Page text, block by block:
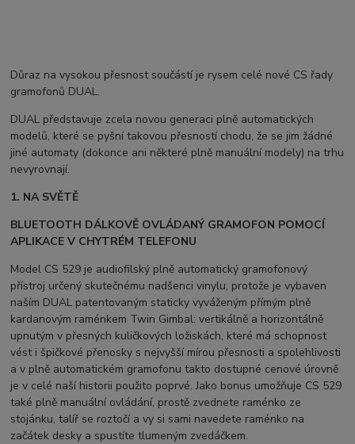
Důraz na vysokou přesnost součástí je rysem celé nové CS řady
gramofonů DUAL.
DUAL představuje zcela novou generaci plně automatických
modelů, které se pyšní takovou přesností chodu, že se jim žádné
jiné automaty (dokonce ani některé plně manuální modely) na trhu
nevyrovnají.
1. NA SVĚTĚ
BLUETOOTH DÁLKOVĚ OVLÁDANÝ GRAMOFON POMOCÍ
APLIKACE V CHYTRÉM TELEFONU
Model CS 529 je audiofilský plně automatický gramofonový
přístroj určený skutečnému nadšenci vinylu, protože je vybaven
naším DUAL patentovaným staticky vyváženým přímým plně
kardanovým raménkem Twin Gimbal: vertikálně a horizontálně
upnutým v přesných kuličkových ložiskách, které má schopnost
vést i špičkové přenosky s nejvyšší mírou přesnosti a spolehlivosti
a v plně automatickém gramofonu takto dostupné cenové úrovně
je v celé naší historii použito poprvé. Jako bonus umožňuje CS 529
také plně manuální ovládání, prostě zvednete raménko ze
stojánku, talíř se roztočí a vy si sami navedete raménko na
začátek desky a spustíte tlumeným zvedáčkem.